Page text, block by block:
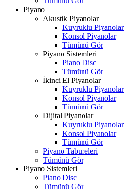
Piyano
Akustik Piyanolar
Kuyruklu Piyanolar
Konsol Piyanolar
Tümünü Gör
Piyano Sistemleri
Piano Disc
Tümünü Gör
İkinci El Piyanolar
Kuyruklu Piyanolar
Konsol Piyanolar
Tümünü Gör
Dijital Piyanolar
Kuyruklu Piyanolar
Konsol Piyanolar
Tümünü Gör
Piyano Tabureleri
Tümünü Gör
Piyano Sistemleri
Piano Disc
Tümünü Gör